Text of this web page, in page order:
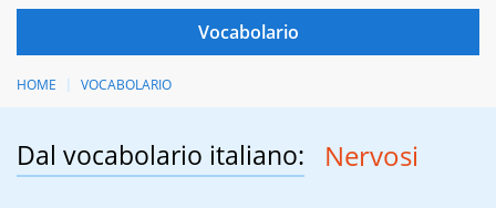
HOME VOCABOLARIO
Dal vocabolario italiano: Nervosi